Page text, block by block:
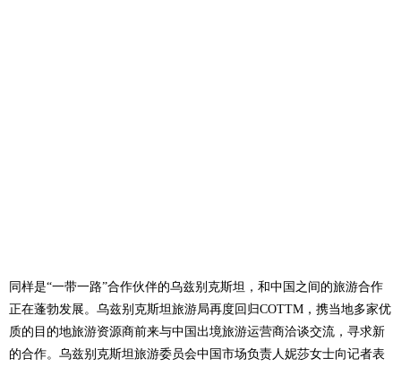
同样是“一带一路”合作伙伴的乌兹别克斯坦，和中国之间的旅游合作
正在蓬勃发展。乌兹别克斯坦旅游局再度回归COTTM，携当地多家优
质的目的地旅游资源商前来与中国出境旅游运营商洽谈交流，寻求新
的合作。乌兹别克斯坦旅游委员会中国市场负责人妮莎女士向记者表